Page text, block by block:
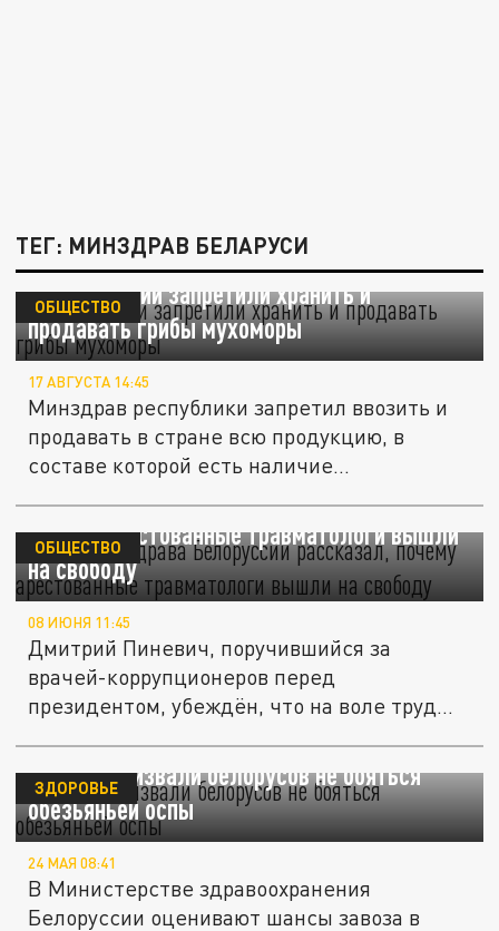
ТЕГ: МИНЗДРАВ БЕЛАРУСИ
В Белоруссии запретили хранить и
продавать грибы мухоморы
ОБЩЕСТВО
17 АВГУСТА 14:45
Минздрав республики запретил ввозить и
продавать в стране всю продукцию, в
составе которой есть наличие...
Глава Минздрава Белоруссии рассказал,
почему арестованные травматологи вышли
на свободу
ОБЩЕСТВО
08 ИЮНЯ 11:45
Дмитрий Пиневич, поручившийся за
врачей-коррупционеров перед
президентом, убеждён, что на воле труд
Медики призвали белорусов не бояться
обезьяньей оспы
ЗДОРОВЬЕ
24 МАЯ 08:41
В Министерстве здравоохранения
Белоруссии оценивают шансы завоза в